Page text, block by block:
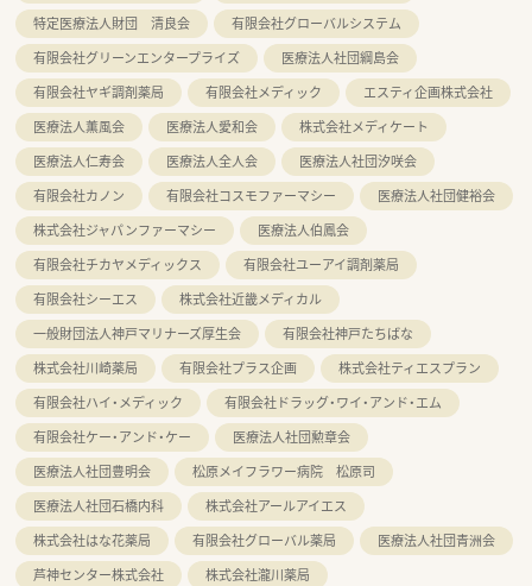
特定医療法人財団 清良会
有限会社グローバルシステム
有限会社グリーンエンタープライズ
医療法人社団綱島会
有限会社ヤギ調剤薬局
有限会社メディック
エスティ企画株式会社
医療法人薫風会
医療法人愛和会
株式会社メディケート
医療法人仁寿会
医療法人全人会
医療法人社団汐咲会
有限会社カノン
有限会社コスモファーマシー
医療法人社団健裕会
株式会社ジャパンファーマシー
医療法人伯鳳会
有限会社チカヤメディックス
有限会社ユーアイ調剤薬局
有限会社シーエス
株式会社近畿メディカル
一般財団法人神戸マリナーズ厚生会
有限会社神戸たちばな
株式会社川崎薬局
有限会社プラス企画
株式会社ティエスプラン
有限会社ハイ・メディック
有限会社ドラッグ・ワイ・アンド・エム
有限会社ケー・アンド・ケー
医療法人社団勲章会
医療法人社団豊明会
松原メイフラワー病院 松原司
医療法人社団石橋内科
株式会社アールアイエス
株式会社はな花薬局
有限会社グローバル薬局
医療法人社団青洲会
芦神センター株式会社
株式会社瀧川薬局